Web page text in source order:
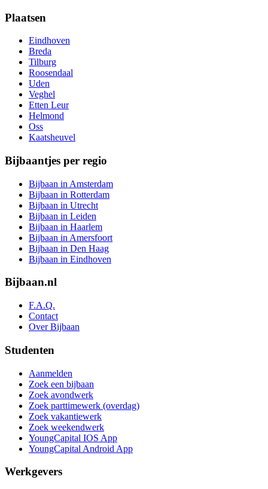
Plaatsen
Eindhoven
Breda
Tilburg
Roosendaal
Uden
Veghel
Etten Leur
Helmond
Oss
Kaatsheuvel
Bijbaantjes per regio
Bijbaan in Amsterdam
Bijbaan in Rotterdam
Bijbaan in Utrecht
Bijbaan in Leiden
Bijbaan in Haarlem
Bijbaan in Amersfoort
Bijbaan in Den Haag
Bijbaan in Eindhoven
Bijbaan.nl
F.A.Q.
Contact
Over Bijbaan
Studenten
Aanmelden
Zoek een bijbaan
Zoek avondwerk
Zoek parttimewerk (overdag)
Zoek vakantiewerk
Zoek weekendwerk
YoungCapital IOS App
YoungCapital Android App
Werkgevers